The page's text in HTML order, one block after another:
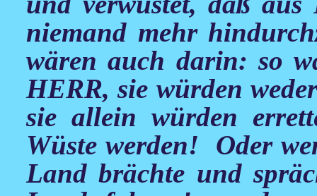
niemand mehr
wären auch darin: so
HERR, sie würden
sie allein würden
Wüste werden! Oder
Land brächte und